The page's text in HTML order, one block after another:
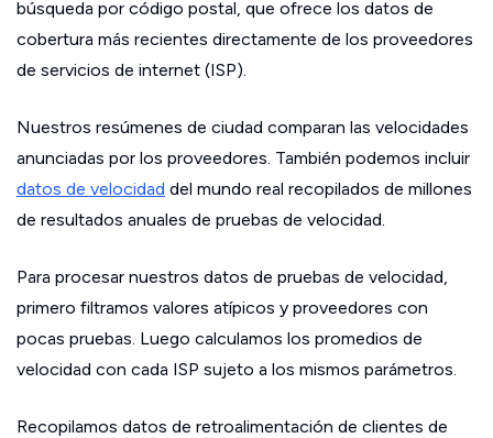
búsqueda por código postal, que ofrece los datos de
cobertura más recientes directamente de los proveedores
de servicios de internet (ISP).
Nuestros resúmenes de ciudad comparan las velocidades
anunciadas por los proveedores. También podemos incluir
datos de velocidad del mundo real recopilados de millones
de resultados anuales de pruebas de velocidad.
Para procesar nuestros datos de pruebas de velocidad,
primero filtramos valores atípicos y proveedores con
pocas pruebas. Luego calculamos los promedios de
velocidad con cada ISP sujeto a los mismos parámetros.
Recopilamos datos de retroalimentación de clientes de